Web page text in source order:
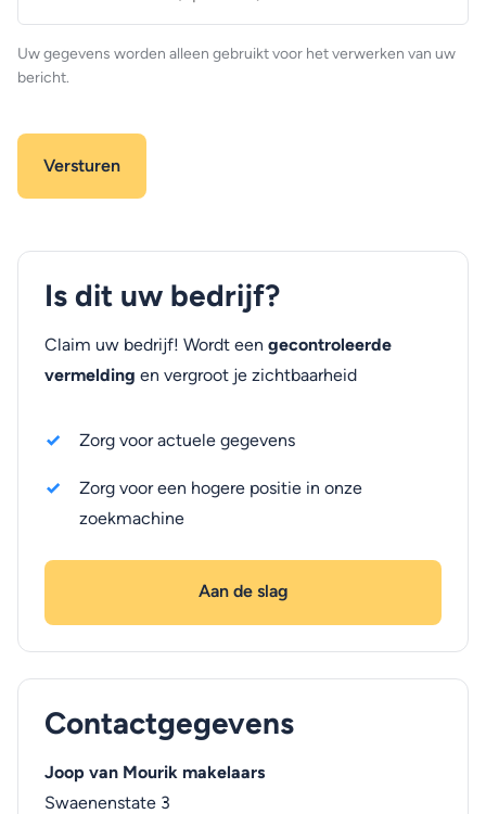
(optioneel)
Uw gegevens worden alleen gebruikt voor het verwerken van uw
bericht.
Is dit uw bedrijf?
Claim uw bedrijf! Wordt een gecontroleerde
vermelding en vergroot je zichtbaarheid
Zorg voor actuele gegevens
Zorg voor een hogere positie in onze
zoekmachine
Aan de slag
Contactgegevens
Joop van Mourik makelaars
Swaenenstate 3